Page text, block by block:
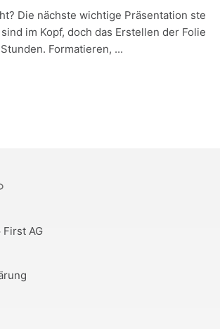
Die nächste wichtige Präsentation ste
im Kopf, doch das Erstellen der Folie
Formatieren, ...
AG